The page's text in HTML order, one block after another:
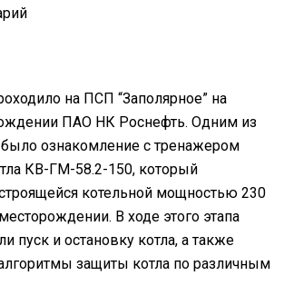
на ПСП “Заполярное” на
ПАО НК Роснефть. Одним из
было ознакомление с тренажером
КВ-ГМ-58.2-150, который
строящейся котельной мощностью 230
В ходе этого этапа
пуск и остановку котла, а также
защиты котла по различным